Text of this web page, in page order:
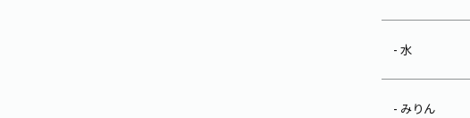
- 水
- みりん